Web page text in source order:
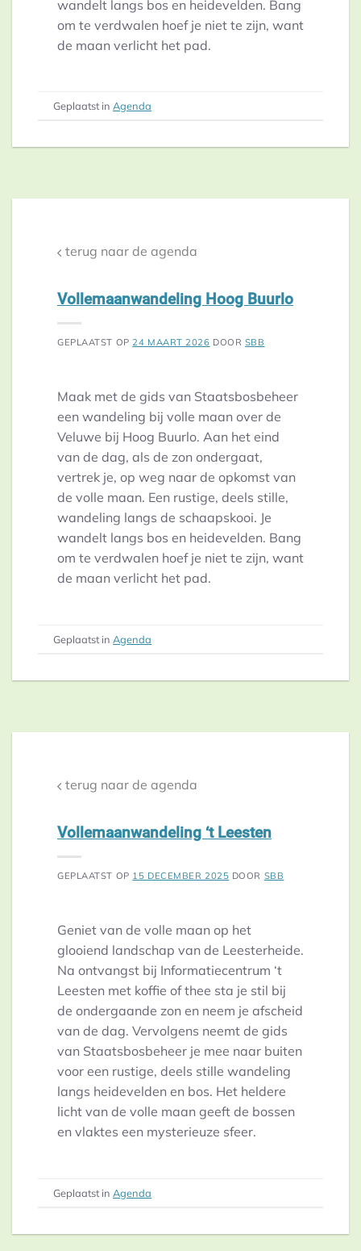
wandelt langs bos en heidevelden. Bang
om te verdwalen hoef je niet te zijn, want
de maan verlicht het pad.
Geplaatst inAgenda
terug naar de agenda
Vollemaanwandeling Hoog Buurlo
GEPLAATST OP 24 MAART 2026 DOOR SBB
Maak met de gids van Staatsbosbeheer
een wandeling bij volle maan over de
Veluwe bij Hoog Buurlo. Aan het eind
van de dag, als de zon ondergaat,
vertrek je, op weg naar de opkomst van
de volle maan. Een rustige, deels stille,
wandeling langs de schaapskooi. Je
wandelt langs bos en heidevelden. Bang
om te verdwalen hoef je niet te zijn, want
de maan verlicht het pad.
Geplaatst inAgenda
terug naar de agenda
Vollemaanwandeling ‘t Leesten
GEPLAATST OP 15 DECEMBER 2025 DOOR SBB
Geniet van de volle maan op het
glooiend landschap van de Leesterheide.
Na ontvangst bij Informatiecentrum ‘t
Leesten met koffie of thee sta je stil bij
de ondergaande zon en neem je afscheid
van de dag. Vervolgens neemt de gids
van Staatsbosbeheer je mee naar buiten
voor een rustige, deels stille wandeling
langs heidevelden en bos. Het heldere
licht van de volle maan geeft de bossen
en vlaktes een mysterieuze sfeer.
Geplaatst inAgenda